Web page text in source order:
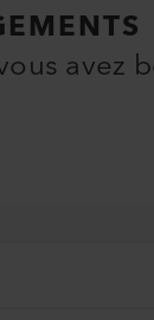
avez